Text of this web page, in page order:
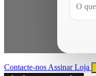
Contacte-nos AssinarLoja